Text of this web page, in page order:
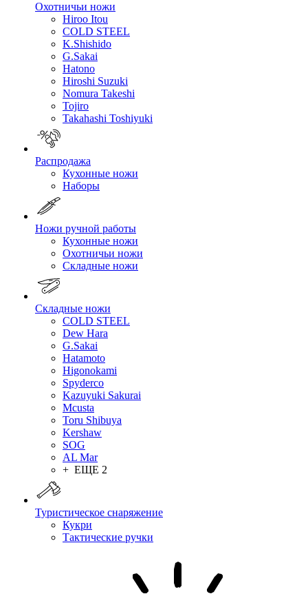
Охотничьи ножи
Hiroo Itou
COLD STEEL
K.Shishido
G.Sakai
Hatono
Hiroshi Suzuki
Nomura Takeshi
Tojiro
Takahashi Toshiyuki
Распродажа
Кухонные ножи
Наборы
Ножи ручной работы
Кухонные ножи
Охотничьи ножи
Складные ножи
Складные ножи
COLD STEEL
Dew Hara
G.Sakai
Hatamoto
Higonokami
Spyderco
Kazuyuki Sakurai
Mcusta
Toru Shibuya
Kershaw
SOG
AL Mar
+ ЕЩЕ 2
Туристическое снаряжение
Кукри
Тактические ручки